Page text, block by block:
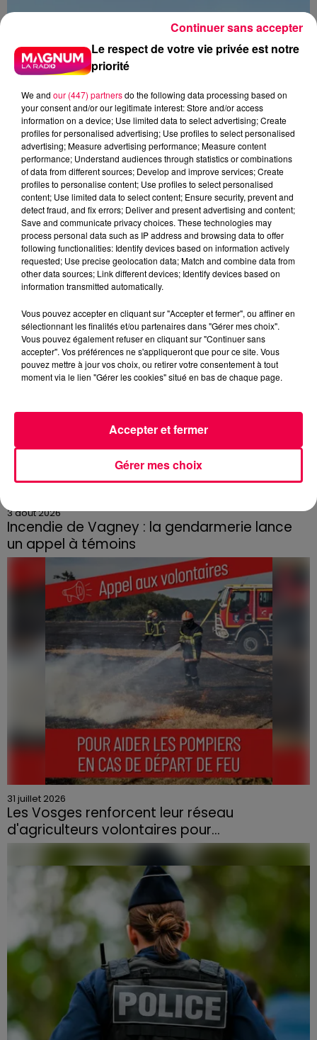
3 août 2026
PRÉVIFEUX : "il faut avoir une culture du risque"
dans les Vosges
3 août 2026
Incendie de Vagney : la gendarmerie lance
un appel à témoins
Le feu, parti d'une haie avant de se propager au
quartier résidentiel, avait détruit deux habitations et
contraint à l'évacuation d'une centaine de personnes.
31 juillet 2026
Les Vosges renforcent leur réseau
d'agriculteurs volontaires pour...
Face à la sécheresse et aux risques de départs de feu,
la Chambre d'agriculture des Vosges a lancé un appel
aux agriculteurs volontaires pour venir en aide...
Le respect de votre vie privée est notre
priorité
We and our (447) partnersdo the following data processing based on
your consent and/or our legitimate interest: Store and/or access
information on a device; Use limited data to select advertising; Create
profiles for personalised advertising; Use profiles to select personalised
advertising; Measure advertising performance; Measure content
performance; Understand audiences through statistics or combinations
of data from different sources; Develop and improve services; Create
profiles to personalise content; Use profiles to select personalised
content; Use limited data to select content; Ensure security, prevent and
detect fraud, and fix errors; Deliver and present advertising and content;
Save and communicate privacy choices. These technologies may
process personal data such as IP address and browsing data to offer
following functionalities: Identify devices based on information actively
requested; Use precise geolocation data; Match and combine data from
other data sources; Link different devices; Identify devices based on
information transmitted automatically.
Vous pouvez accepter en cliquant sur "Accepter et fermer", ou affiner en
sélectionnant les finalités et/ou partenaires dans "Gérer mes choix".
Vous pouvez également refuser en cliquant sur "Continuer sans
accepter". Vos préférences ne s'appliqueront que pour ce site. Vous
pouvez mettre à jour vos choix, ou retirer votre consentement à tout
moment via le lien "Gérer les cookies" situé en bas de chaque page.
Gérer mes choix
Accepter et fermer
Continuer sans accepter